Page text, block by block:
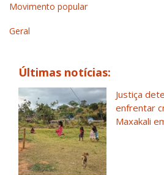
Movimento popular
Geral
Últimas notícias:
Justiça
enfrentar
Maxakali